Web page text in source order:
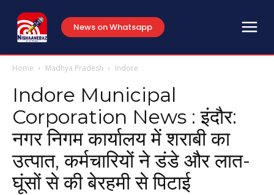
News on Whatsapp
Home Madhya Pradesh Indore
Indore Municipal
Corporation News : इंदौर:
नगर निगम कार्यालय में शराबी का
उत्पात, कर्मचारियों ने डंडे और लात-
घूंसों से की बेरहमी से पिटाई